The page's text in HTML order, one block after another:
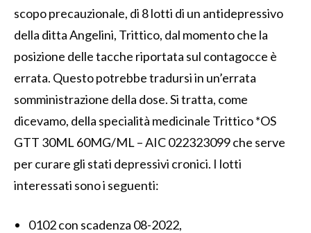
scopo precauzionale, di 8 lotti di un antidepressivo
della ditta Angelini, Trittico, dal momento che la
posizione delle tacche riportata sul contagocce è
errata. Questo potrebbe tradursi in un’errata
somministrazione della dose. Si tratta, come
dicevamo, della specialità medicinale Trittico *OS
GTT 30ML 60MG/ML – AIC 022323099 che serve
per curare gli stati depressivi cronici. I lotti
interessati sono i seguenti:
0102 con scadenza 08-2022,